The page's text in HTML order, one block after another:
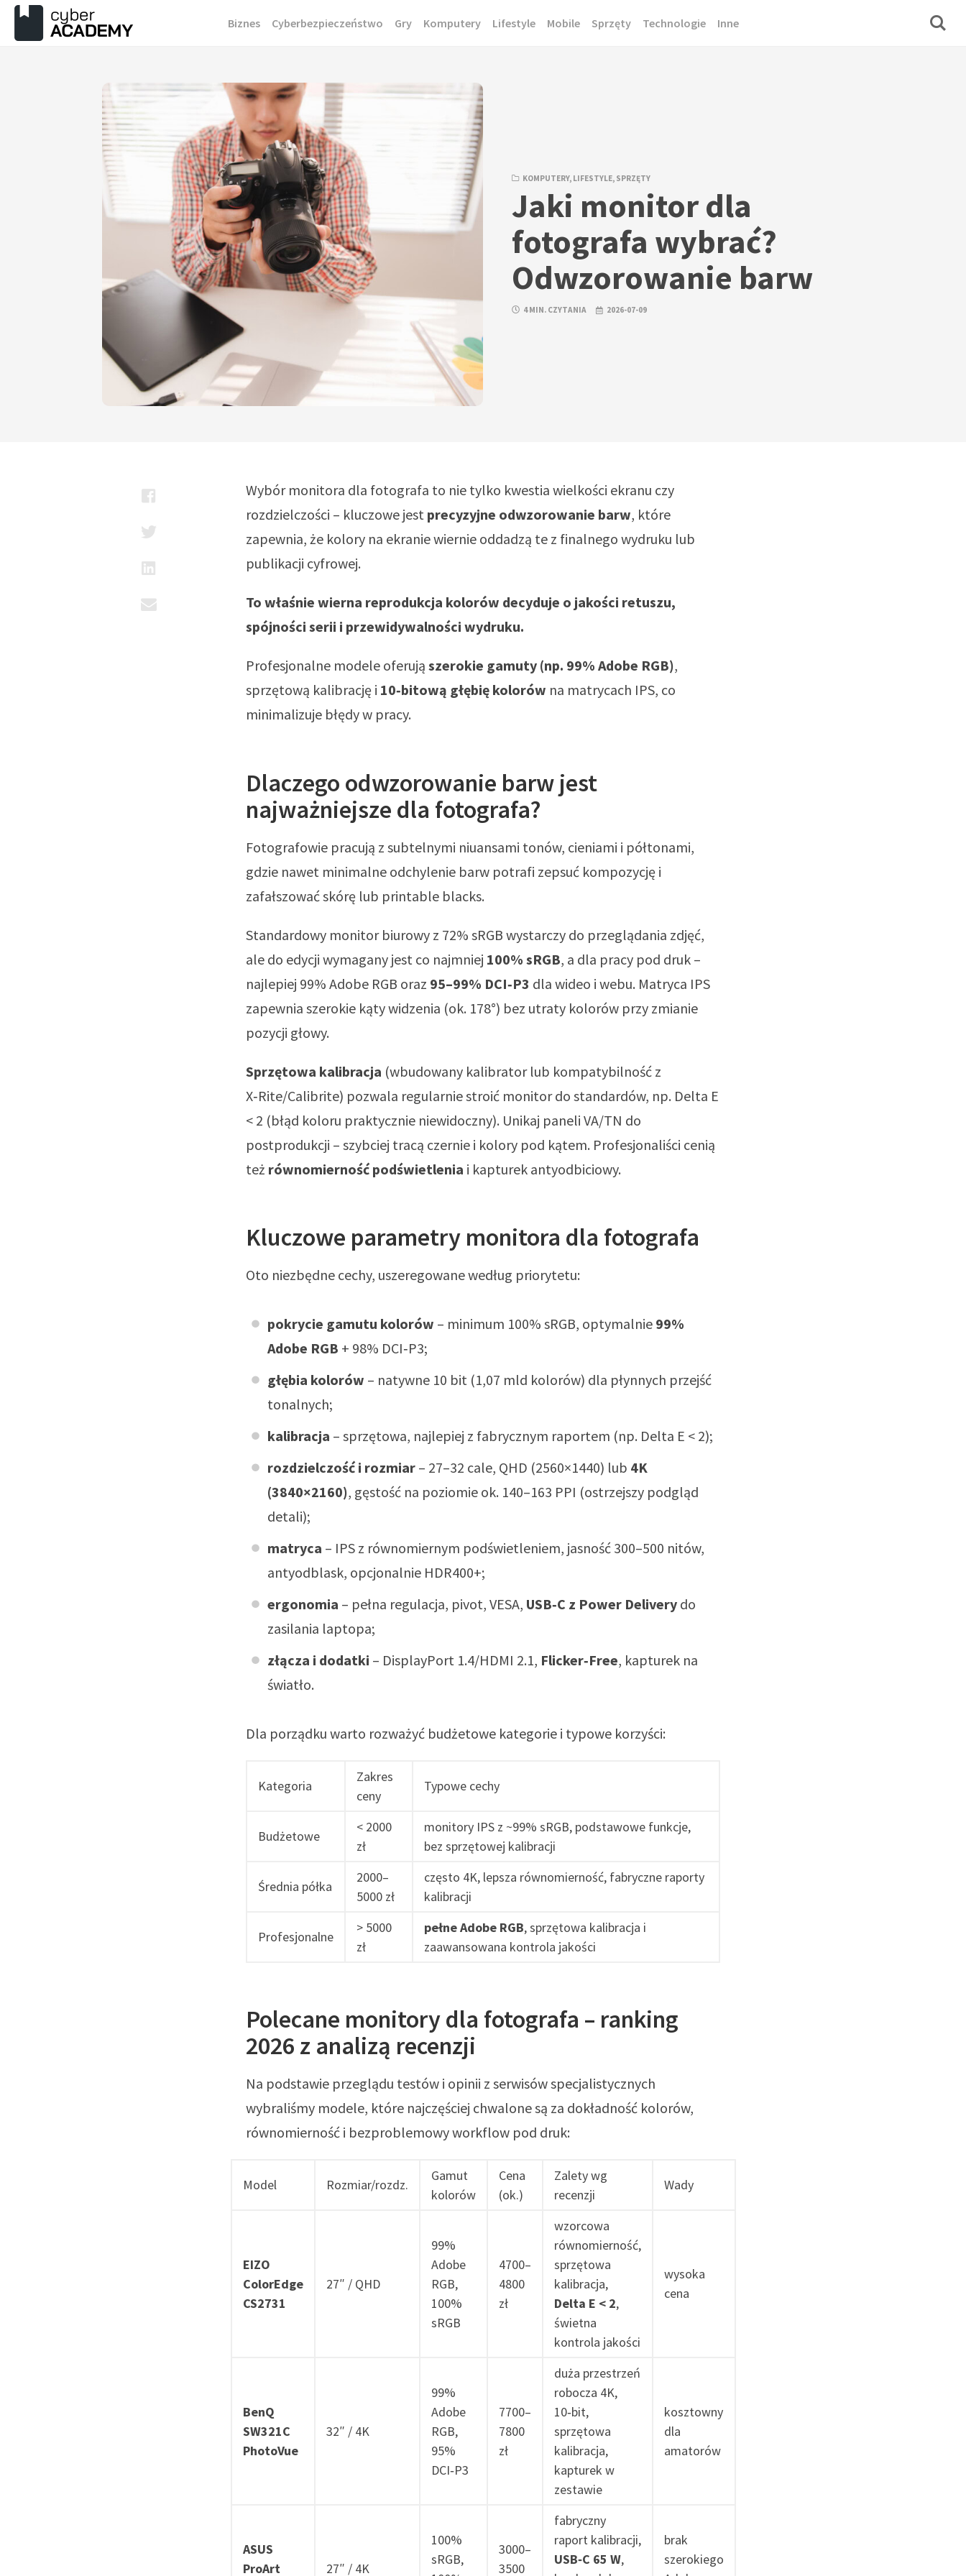
Przejdź
do
Biznes Cyberbezpieczeństwo Gry Komputery Lifestyle Mobile Sprzęty Technologie Inne
KOMPUTERY, LIFESTYLE, SPRZĘTY
Jaki monitor dla
fotografa wybrać?
Odwzorowanie barw
4 MIN. CZYTANIA 2026-07-09
Wybór monitora dla fotografa to nie tylko kwestia wielkości ekranu czy
rozdzielczości – kluczowe jest precyzyjne odwzorowanie barw, które
zapewnia, że kolory na ekranie wiernie oddadzą te z finalnego wydruku lub
publikacji cyfrowej.
To właśnie wierna reprodukcja kolorów decyduje o jakości retuszu,
spójności serii i przewidywalności wydruku.
Profesjonalne modele oferują szerokie gamuty (np. 99% Adobe RGB),
sprzętową kalibrację i 10‑bitową głębię kolorów na matrycach IPS, co
minimalizuje błędy w pracy.
Dlaczego odwzorowanie barw jest
najważniejsze dla fotografa?
Fotografowie pracują z subtelnymi niuansami tonów, cieniami i półtonami,
gdzie nawet minimalne odchylenie barw potrafi zepsuć kompozycję i
zafałszować skórę lub printable blacks.
Standardowy monitor biurowy z 72% sRGB wystarczy do przeglądania zdjęć,
ale do edycji wymagany jest co najmniej 100% sRGB, a dla pracy pod druk –
najlepiej 99% Adobe RGB oraz 95–99% DCI‑P3 dla wideo i webu. Matryca IPS
zapewnia szerokie kąty widzenia (ok. 178°) bez utraty kolorów przy zmianie
pozycji głowy.
Sprzętowa kalibracja (wbudowany kalibrator lub kompatybilność z
X‑Rite/Calibrite) pozwala regularnie stroić monitor do standardów, np. Delta E
< 2 (błąd koloru praktycznie niewidoczny). Unikaj paneli VA/TN do
postprodukcji – szybciej tracą czernie i kolory pod kątem. Profesjonaliści cenią
też równomierność podświetlenia i kapturek antyodbiciowy.
Kluczowe parametry monitora dla fotografa
Oto niezbędne cechy, uszeregowane według priorytetu:
pokrycie gamutu kolorów – minimum 100% sRGB, optymalnie 99%
Adobe RGB + 98% DCI‑P3;
głębia kolorów – natywne 10 bit (1,07 mld kolorów) dla płynnych przejść
tonalnych;
kalibracja – sprzętowa, najlepiej z fabrycznym raportem (np. Delta E < 2);
rozdzielczość i rozmiar – 27–32 cale, QHD (2560×1440) lub 4K
(3840×2160), gęstość na poziomie ok. 140–163 PPI (ostrzejszy podgląd
detali);
matryca – IPS z równomiernym podświetleniem, jasność 300–500 nitów,
antyodblask, opcjonalnie HDR400+;
ergonomia – pełna regulacja, pivot, VESA, USB‑C z Power Delivery do
zasilania laptopa;
złącza i dodatki – DisplayPort 1.4/HDMI 2.1, Flicker‑Free, kapturek na
światło.
Dla porządku warto rozważyć budżetowe kategorie i typowe korzyści:
Kategoria
Zakres
ceny
Typowe cechy
Budżetowe
< 2000
zł
monitory IPS z ~99% sRGB, podstawowe funkcje,
bez sprzętowej kalibracji
Średnia półka
2000–
5000 zł
często 4K, lepsza równomierność, fabryczne raporty
kalibracji
Profesjonalne
> 5000
zł
pełne Adobe RGB, sprzętowa kalibracja i
zaawansowana kontrola jakości
Polecane monitory dla fotografa – ranking
2026 z analizą recenzji
Na podstawie przeglądu testów i opinii z serwisów specjalistycznych
wybraliśmy modele, które najczęściej chwalone są za dokładność kolorów,
równomierność i bezproblemowy workflow pod druk:
Model Rozmiar/rozdz.
Gamut
kolorów
Cena
(ok.)
Zalety wg
recenzji
Wady
EIZO
ColorEdge
CS2731
27″ / QHD
99%
Adobe
RGB,
100%
sRGB
4700–
4800
zł
wzorcowa
równomierność,
sprzętowa
kalibracja,
Delta E < 2,
świetna
kontrola jakości
wysoka
cena
BenQ
SW321C
PhotoVue
32″ / 4K
99%
Adobe
RGB,
95%
DCI‑P3
7700–
7800
zł
duża przestrzeń
robocza 4K,
10‑bit,
sprzętowa
kalibracja,
kapturek w
zestawie
kosztowny
dla
amatorów
ASUS
ProArt
27″ / 4K
100%
sRGB,
3000–
3500
fabryczny
raport kalibracji,
USB‑C 65 W,
brak
szerokiego